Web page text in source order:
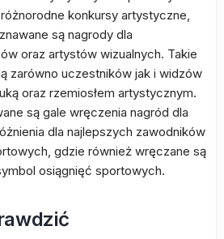
konkursy artystyczne,
są nagrody dla
oraz artystów wizualnych. Takie
zarówno uczestników jak i widzów
oraz rzemiosłem artystycznym.
są gale wręczenia nagród dla
dla najlepszych zawodników
gdzie również wręczane są
osiągnięć sportowych.